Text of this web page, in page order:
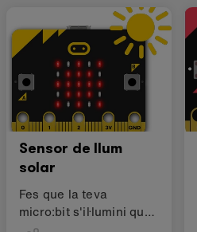
Sensor de llum
solar
Fes que la teva
micro:bit s'il·lumini quan